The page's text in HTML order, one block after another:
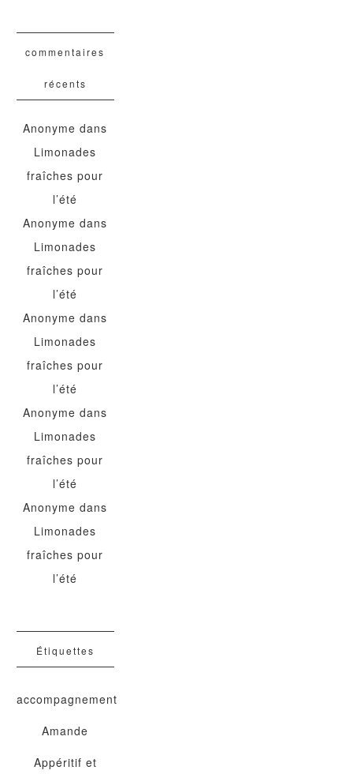
commentaires
récents
Anonyme dans
Limonades
fraîches pour
l’été
Anonyme dans
Limonades
fraîches pour
l’été
Anonyme dans
Limonades
fraîches pour
l’été
Anonyme dans
Limonades
fraîches pour
l’été
Anonyme dans
Limonades
fraîches pour
l’été
Étiquettes
accompagnement
Amande
Appéritif et